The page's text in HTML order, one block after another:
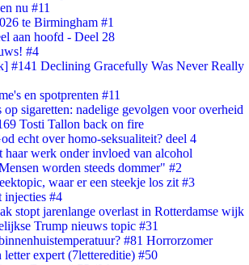
nu #11
te Birmingham #1
aan hoofd - Deel 28
#4
#141 Declining Gracefully Was Never Really
en spotprenten #11
op sigaretten: nadelige gevolgen voor overheid
Tosti Tallon back on fire
echt over homo-seksualiteit? deel 4
haar werk onder invloed van alcohol
worden steeds dommer" #2
waar er een steekje los zit #3
injecties #4
stopt jarenlange overlast in Rotterdamse wijk
Trump nieuws topic #31
#81 Horrorzomer
letter expert (7lettereditie) #50